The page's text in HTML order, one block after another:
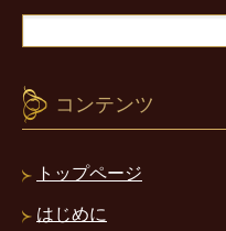
コンテンツ
トップページ
はじめに